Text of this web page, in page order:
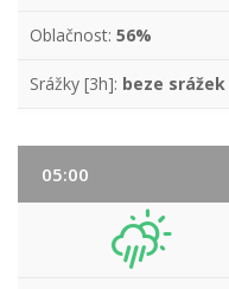
Oblačnost: 56%
Srážky [3h]: beze srážek
05:00